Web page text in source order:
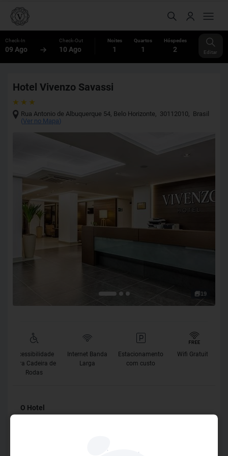
Check-In
09 Ago
Check-Out
10 Ago
Noites
1
Quartos
1
Hóspedes
2 Editar
Hotel Vivenzo Savassi
Rua Antonio de Albuquerque 54, Belo Horizonte, 30112010, Brasil
(Ver no Mapa)
19
Acessibilidade
para Cadeira de
Rodas
Internet Banda
Larga
Estacionamento
com custo
Wifi Gratuito
O Hotel